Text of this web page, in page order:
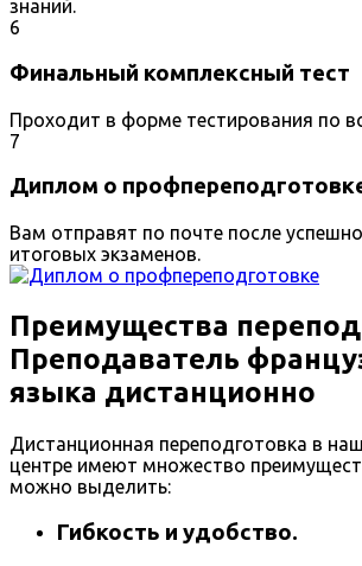
знаний.
6
Финальный комплексный тест
Проходит в форме тестирования по
7
Диплом о
Вам отправят по почте после
итоговых экзаменов.
Преимущества
Преподаватель
языка дистанционно
Дистанционная переподготовка в
центре имеют множество
можно выделить:
Гибкость и удобство.